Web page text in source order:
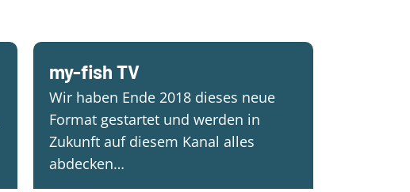
my-fish TV
Wir haben Ende 2018 dieses neue
Format gestartet und werden in
Zukunft auf diesem Kanal alles
abdecken…